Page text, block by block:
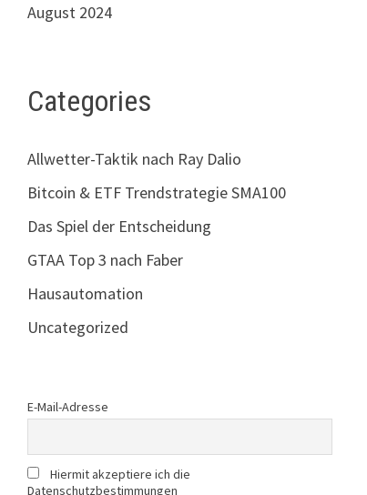
August 2024
Categories
Allwetter-Taktik nach Ray Dalio
Bitcoin & ETF Trendstrategie SMA100
Das Spiel der Entscheidung
GTAA Top 3 nach Faber
Hausautomation
Uncategorized
E-Mail-Adresse
Hiermit akzeptiere ich die
Datenschutzbestimmungen